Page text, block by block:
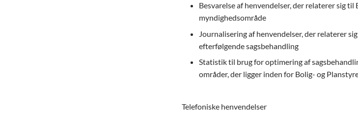
Besvarelse af henvendelser, der relaterer sig
myndighedsområde
Journalisering af henvendelser, der relaterer
efterfølgende sagsbehandling
Statistik til brug for optimering af
områder, der ligger inden for Bolig- og
Telefoniske henvendelser